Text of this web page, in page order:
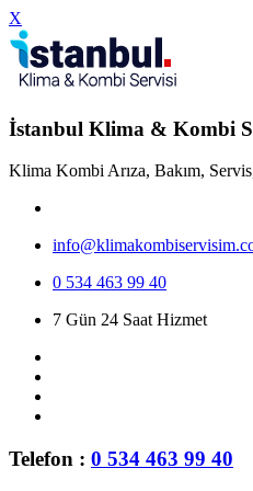
X
İstanbul Klima & Kombi
Klima Kombi Arıza, Bakım,
0 534 463 99 40
7 Gün 24 Saat Hizmet
Telefon : 0 534 463 99 40